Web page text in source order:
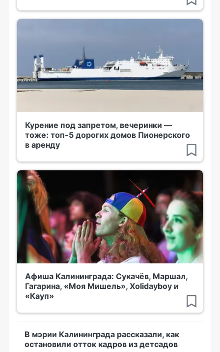
Курение под запретом, вечеринки —
тоже: топ-5 дорогих домов Пионерского
в аренду
Афиша Калининграда: Сукачёв, Маршал,
Гагарина, «Моя Мишель», Xolidayboy и
«Кауп»
В мэрии Калининграда рассказали, как
остановили отток кадров из детсадов